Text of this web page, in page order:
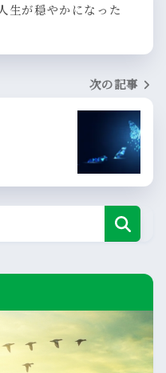
生が穏やかになった
次の記事